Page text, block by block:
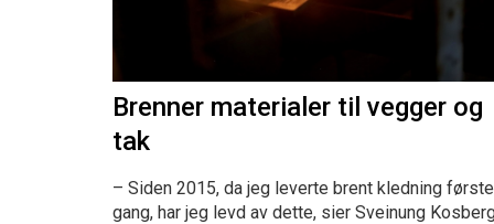
Brenner materialer til vegger og
tak
– Siden 2015, da jeg leverte brent kledning første
gang, har jeg levd av dette, sier Sveinung